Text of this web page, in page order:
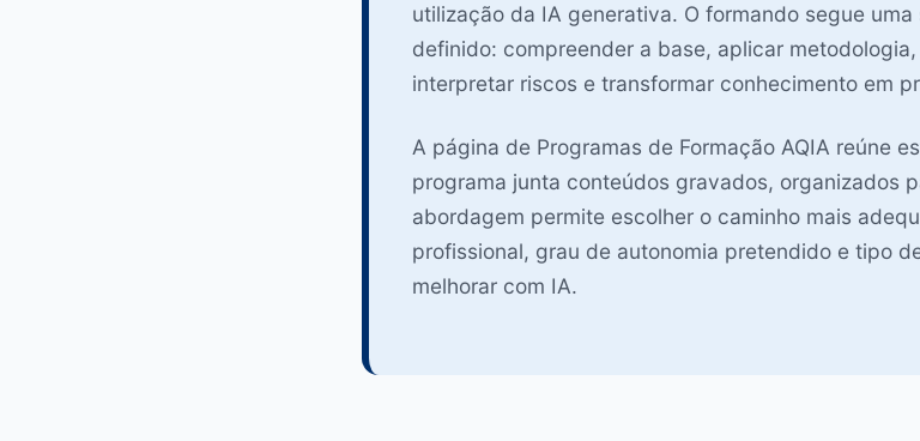
utilização da IA generativa. O formando segue
definido: compreender a base, aplicar
interpretar riscos e transformar conhecimento em
A página de Programas de Formação AQIA reúne
programa junta conteúdos gravados, organizados
abordagem permite escolher o caminho mais
profissional, grau de autonomia pretendido e tipo
melhorar com IA.